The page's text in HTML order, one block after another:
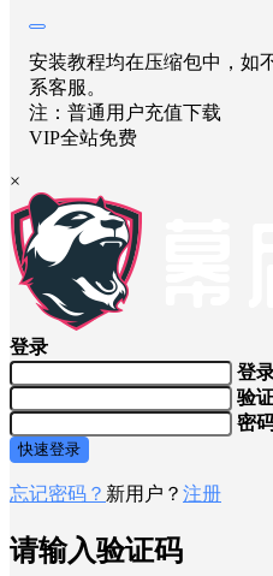
安装教程均在压缩包中，如
系客服。
注：普通用户充值下载
VIP全站免费
×
登录
登
验
密
快速登录
忘记密码？ 新用户？ 注册
请输入验证码